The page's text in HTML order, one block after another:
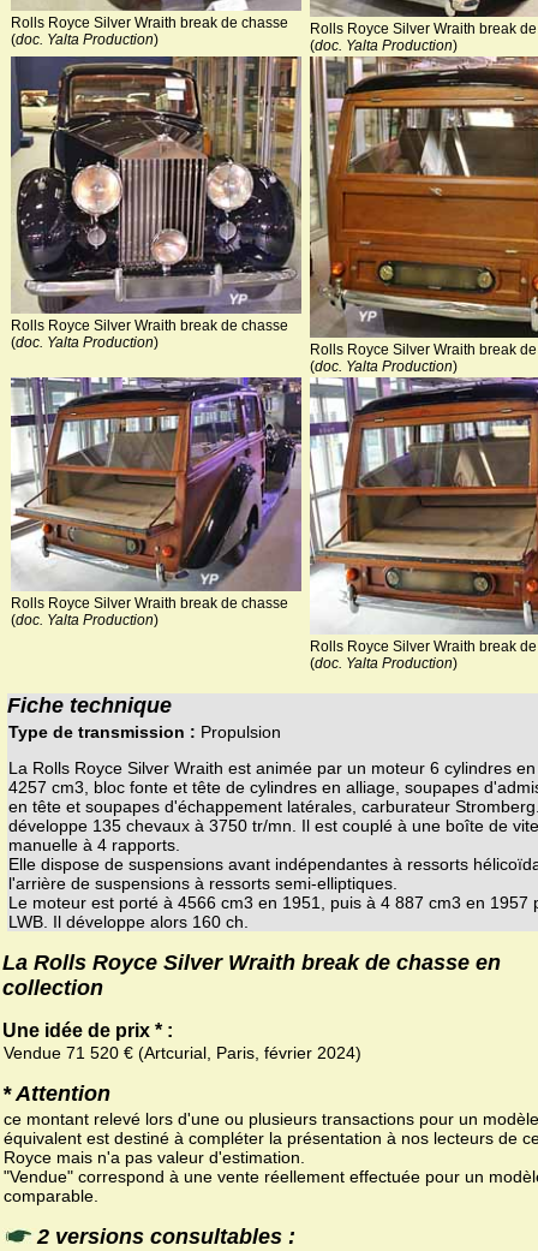
Rolls Royce Silver Wraith break de chasse
(doc. Yalta Production)
Rolls Royce Silver Wraith break
(doc. Yalta Production)
Rolls Royce Silver Wraith break de chasse
(doc. Yalta Production)
Rolls Royce Silver Wraith break
(doc. Yalta Production)
Rolls Royce Silver Wraith break de chasse
(doc. Yalta Production)
Rolls Royce Silver Wraith break
(doc. Yalta Production)
Fiche technique
Type de transmission : Propulsion
La Rolls Royce Silver Wraith est animée par un moteur 6 cylindres
4257 cm3, bloc fonte et tête de cylindres en alliage, soupapes
en tête et soupapes d'échappement latérales, carburateur
développe 135 chevaux à 3750 tr/mn. Il est couplé à une boîte de
manuelle à 4 rapports.
Elle dispose de suspensions avant indépendantes à ressorts
l'arrière de suspensions à ressorts semi-elliptiques.
Le moteur est porté à 4566 cm3 en 1951, puis à 4 887 cm3 en 1957
LWB. Il développe alors 160 ch.
La Rolls Royce Silver Wraith break de chasse en
collection
Une idée de prix * :
Vendue 71 520 € (Artcurial, Paris, février 2024)
* Attention
ce montant relevé lors d'une ou plusieurs transactions pour un modèle
équivalent est destiné à compléter la présentation à nos lecteurs de
Royce mais n'a pas valeur d'estimation.
"Vendue" correspond à une vente réellement effectuée pour un
comparable.
2 versions consultables :